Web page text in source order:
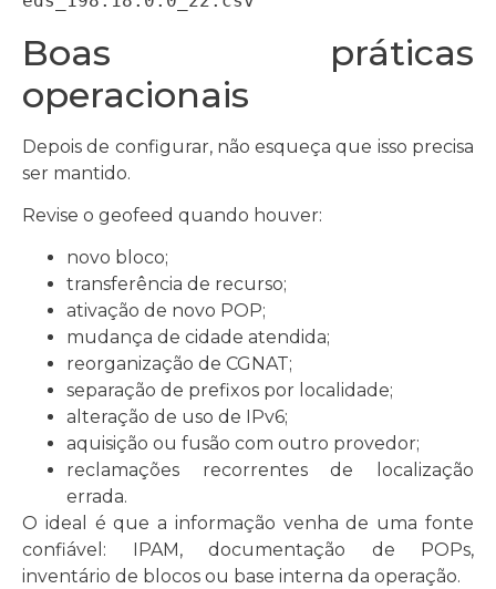
Boas práticas
operacionais
Depois de configurar, não esqueça que isso precisa
ser mantido.
Revise o geofeed quando houver:
novo bloco;
transferência de recurso;
ativação de novo POP;
mudança de cidade atendida;
reorganização de CGNAT;
separação de prefixos por localidade;
alteração de uso de IPv6;
aquisição ou fusão com outro provedor;
reclamações recorrentes de localização
errada.
O ideal é que a informação venha de uma fonte
confiável: IPAM, documentação de POPs,
inventário de blocos ou base interna da operação.